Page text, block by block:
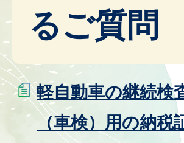
るご質問
軽自動車の継続検
（車検）用の納税